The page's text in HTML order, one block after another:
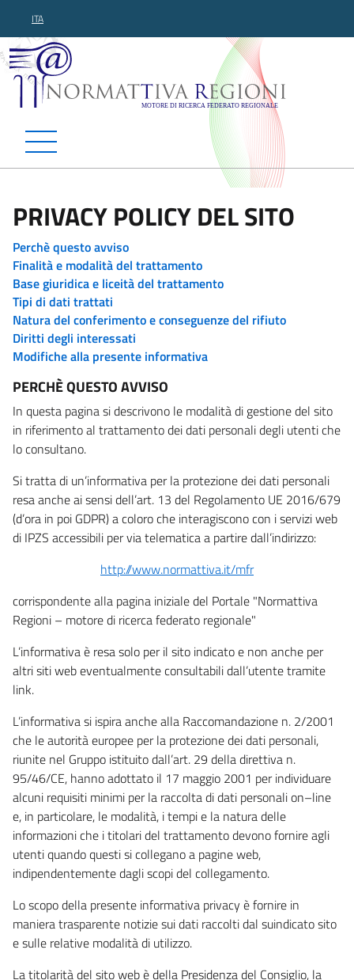
ITA
Normattiva Regioni -
PRIVACY POLICY DEL SITO
Perchè questo avviso
Finalità e modalità del trattamento
Base giuridica e liceità del trattamento
Tipi di dati trattati
Natura del conferimento e conseguenze del rifiuto
Diritti degli interessati
Modifiche alla presente informativa
PERCHÈ QUESTO AVVISO
In questa pagina si descrivono le modalità di gestione del sito
in riferimento al trattamento dei dati personali degli utenti che
lo consultano.
Si tratta di un’informativa per la protezione dei dati personali
resa anche ai sensi dell’art. 13 del Regolamento UE 2016/679
(d’ora in poi GDPR) a coloro che interagiscono con i servizi web
di IPZS accessibili per via telematica a partire dall’indirizzo:
http://www.normattiva.it/mfr
corrispondente alla pagina iniziale del Portale "Normattiva
Regioni – motore di ricerca federato regionale"
L’informativa è resa solo per il sito indicato e non anche per
altri siti web eventualmente consultabili dall’utente tramite
link.
L’informativa si ispira anche alla Raccomandazione n. 2/2001
che le autorità europee per la protezione dei dati personali,
riunite nel Gruppo istituito dall’art. 29 della direttiva n.
95/46/CE, hanno adottato il 17 maggio 2001 per individuare
alcuni requisiti minimi per la raccolta di dati personali on–line
e, in particolare, le modalità, i tempi e la natura delle
informazioni che i titolari del trattamento devono fornire agli
utenti quando questi si collegano a pagine web,
indipendentemente dagli scopi del collegamento.
Lo scopo della presente informativa privacy è fornire in
maniera trasparente notizie sui dati raccolti dal suindicato sito
e sulle relative modalità di utilizzo.
La titolarità del sito web è della Presidenza del Consiglio, la